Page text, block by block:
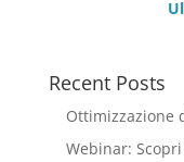
Recent Posts
Ottimizzazione
Webinar: